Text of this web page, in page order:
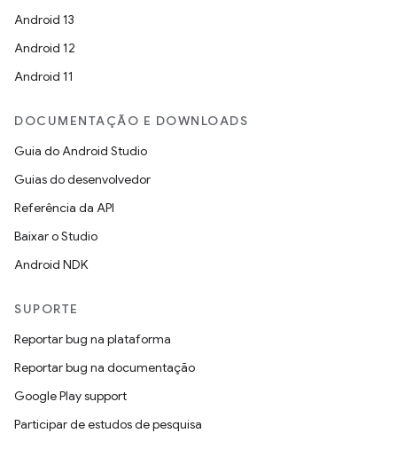
Android 13
Android 12
Android 11
DOCUMENTAÇÃO E DOWNLOADS
Guia do Android Studio
Guias do desenvolvedor
Referência da API
Baixar o Studio
Android NDK
SUPORTE
Reportar bug na plataforma
Reportar bug na documentação
Google Play support
Participar de estudos de pesquisa